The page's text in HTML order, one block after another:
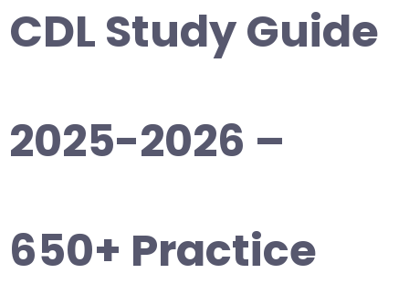
CDL Study Guide
2025-2026 –
650+ Practice